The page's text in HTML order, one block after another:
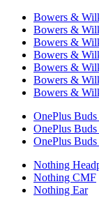
Bowers &
Bowers &
Bowers &
Bowers &
Bowers &
Bowers &
Bowers &
OnePlus Buds
OnePlus
OnePlus Buds
Nothing
Nothing CMF
Nothing Ear